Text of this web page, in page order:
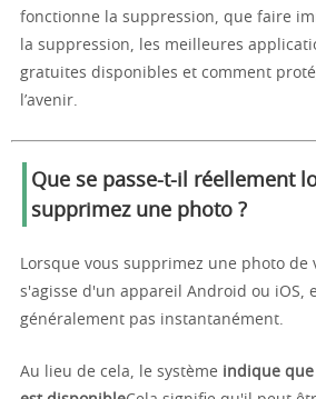
fonctionne la suppression, que faire
la suppression, les meilleures
gratuites disponibles et comment
l’avenir.
Que se passe-t-il réellement
supprimez une photo ?
Lorsque vous supprimez une photo de
s'agisse d'un appareil Android ou iOS,
généralement pas instantanément.
Au lieu de cela, le système indique que